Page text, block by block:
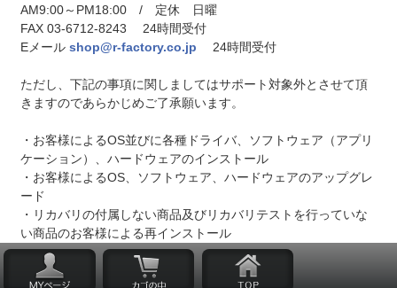
AM9:00～PM18:00 / 定休 日曜
FAX 03-6712-8243 24時間受付
Eメール shop@r-factory.co.jp 24時間受付
ただし、下記の事項に関しましてはサポート対象外とさせて頂
きますのであらかじめご了承願います。
・お客様によるOS並びに各種ドライバ、ソフトウェア（アプリ
ケーション）、ハードウェアのインストール
・お客様によるOS、ソフトウェア、ハードウェアのアップグレ
ード
・リカバリの付属しない商品及びリカバリテストを行っていな
い商品のお客様による再インストール